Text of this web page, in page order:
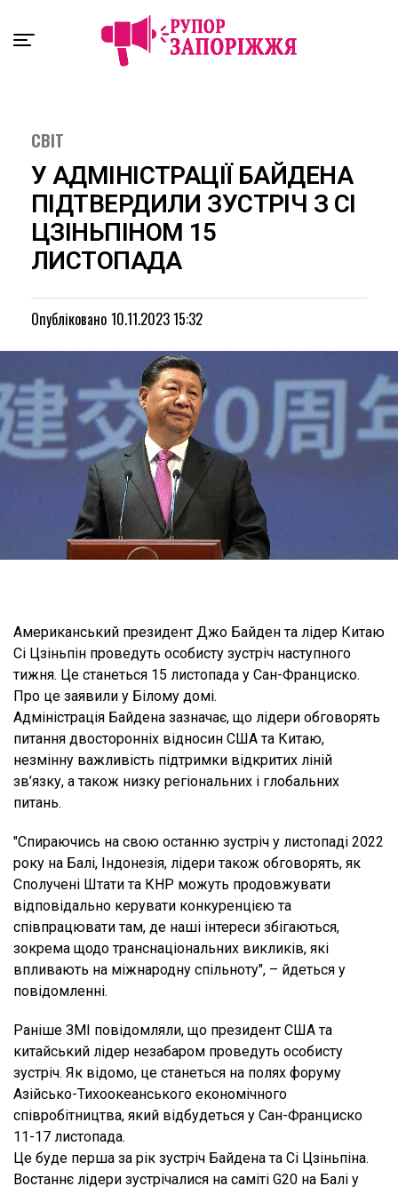
СВІТ
У АДМІНІСТРАЦІЇ БАЙДЕНА
ПІДТВЕРДИЛИ ЗУСТРІЧ З СІ
ЦЗІНЬПІНОМ 15
ЛИСТОПАДА
Опубліковано 10.11.2023 15:32
Американський президент Джо Байден та лідер Китаю
Сі Цзіньпін проведуть особисту зустріч наступного
тижня. Це станеться 15 листопада у Сан-Франциско.
Про це заявили у Білому домі.
Адміністрація Байдена зазначає, що лідери обговорять
питання двосторонніх відносин США та Китаю,
незмінну важливість підтримки відкритих ліній
зв’язку, а також низку регіональних і глобальних
питань.
"Спираючись на свою останню зустріч у листопаді 2022
року на Балі, Індонезія, лідери також обговорять, як
Сполучені Штати та КНР можуть продовжувати
відповідально керувати конкуренцією та
співпрацювати там, де наші інтереси збігаються,
зокрема щодо транснаціональних викликів, які
впливають на міжнародну спільноту", – йдеться у
повідомленні.
Раніше ЗМІ повідомляли, що президент США та
китайський лідер незабаром проведуть особисту
зустріч. Як відомо, це станеться на полях форуму
Азійсько-Тихоокеанського економічного
співробітництва, який відбудеться у Сан-Франциско
11-17 листопада.
Це буде перша за рік зустріч Байдена та Сі Цзіньпіна.
Востаннє лідери зустрічалися на саміті G20 на Балі у
Exit mobile version